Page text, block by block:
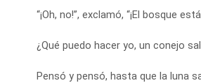
“¡Oh, no!”, exclamó, “¡El bosque
¿Qué puedo hacer yo, un conejo
Pensó y pensó, hasta que la luna